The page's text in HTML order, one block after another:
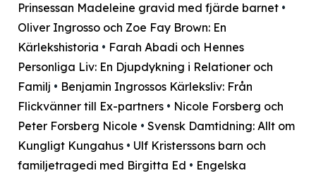
Prinsessan Madeleine gravid med fjärde barnet •
Oliver Ingrosso och Zoe Fay Brown: En
Kärlekshistoria • Farah Abadi och Hennes
Personliga Liv: En Djupdykning i Relationer och
Familj • Benjamin Ingrossos Kärleksliv: Från
Flickvänner till Ex-partners • Nicole Forsberg och
Peter Forsberg Nicole • Svensk Damtidning: Allt om
Kungligt Kungahus • Ulf Kristerssons barn och
familjetragedi med Birgitta Ed • Engelska